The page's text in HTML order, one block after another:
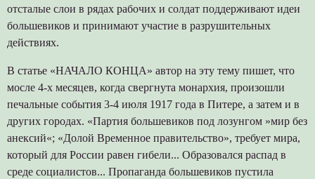
отсталые слои в рядах рабочих и солдат поддерживают идеи
большевиков и принимают участие в разрушительных
действиях.
В статье «НАЧАЛО КОНЦА» автор на эту тему пишет, что
мосле 4-х месяцев, когда свергнута монархия, произошли
печальные события 3-4 июля 1917 года в Питере, а затем и в
других городах. «Партия большевиков под лозунгом »мир без
анексий«; «Долой Временное правительство», требует мира,
который для России равен гибели... Образовался распад в
среде социалистов... Пропаганда большевиков пустила